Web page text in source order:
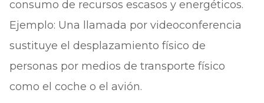
consumo de recursos escasos y energéticos.
Ejemplo: Una llamada por videoconferencia
sustituye el desplazamiento físico de
personas por medios de transporte físico
como el coche o el avión.